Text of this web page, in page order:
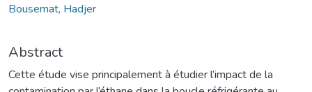
Bousemat, Hadjer
Abstract
Cette étude vise principalement à étudier l’impact de la